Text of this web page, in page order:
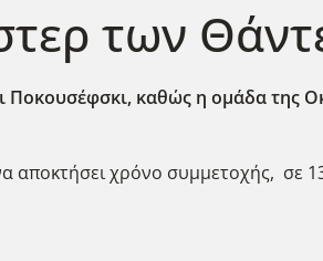
των
Ποκουσέφσκι, καθώς η ομάδα της
αποκτήσει χρόνο συμμετοχής, σε